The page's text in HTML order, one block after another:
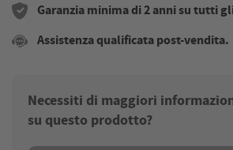
Garanzia minima di 2 anni su tutti
Assistenza qualificata post-vendita.
Necessiti di maggiori
su questo prodotto?